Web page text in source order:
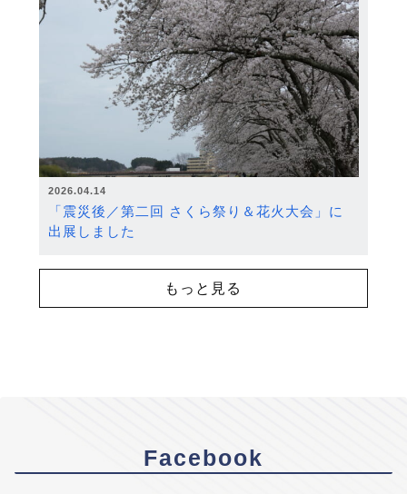
2026.04.14
「震災後／第二回 さくら祭り＆花火大会」に
出展しました
もっと見る
Facebook